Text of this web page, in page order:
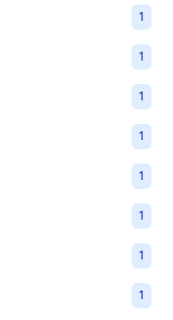
1
1
1
1
1
1
1
1